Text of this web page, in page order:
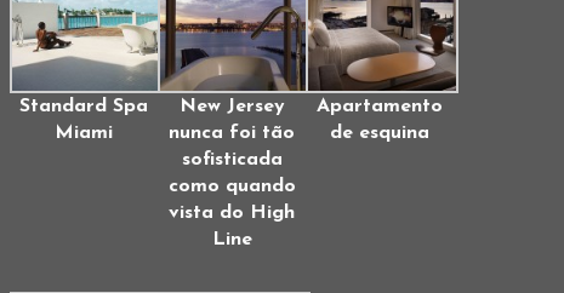
Standard Spa
Miami
New Jersey
nunca foi tão
sofisticada
como quando
vista do High
Line
Apartamento
de esquina